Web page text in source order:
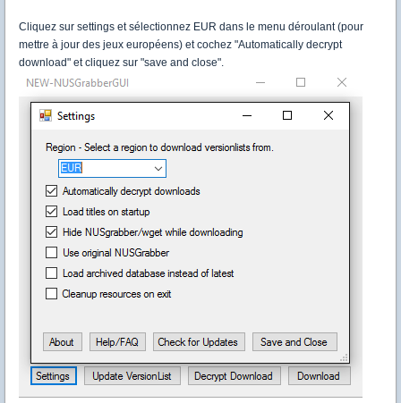
Cliquez sur settings et sélectionnez EUR dans le menu déroulant (pour
mettre à jour des jeux européens) et cochez "Automatically decrypt
download" et cliquez sur "save and close".